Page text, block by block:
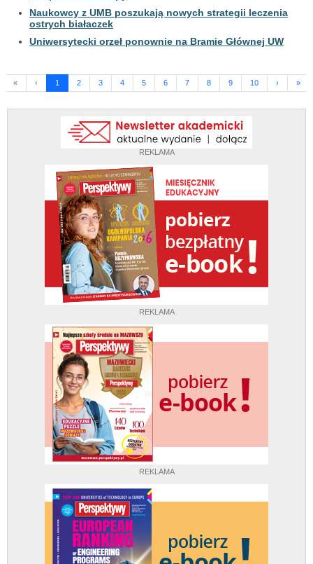
REKLAMA
REKLAMA
REKLAMA
Naukowcy z UMB poszukają nowych strategii leczenia
ostrych białaczek
Uniwersytecki orzeł ponownie na Bramie Głównej UW
« ‹ 1 2 3 4 5 6 7 8 9 10 › »